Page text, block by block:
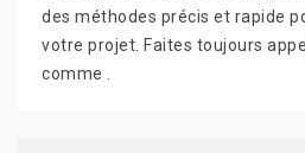
des méthodes précis et rapide
votre projet. Faites toujours
comme .